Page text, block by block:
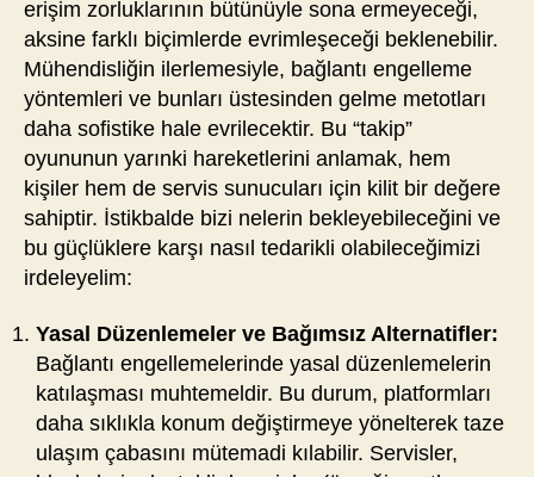
erişim zorluklarının bütünüyle sona ermeyeceği,
aksine farklı biçimlerde evrimleşeceği beklenebilir.
Mühendisliğin ilerlemesiyle, bağlantı engelleme
yöntemleri ve bunları üstesinden gelme metotları
daha sofistike hale evrilecektir. Bu “takip”
oyununun yarınki hareketlerini anlamak, hem
kişiler hem de servis sunucuları için kilit bir değere
sahiptir. İstikbalde bizi nelerin bekleyebileceğini ve
bu güçlüklere karşı nasıl tedarikli olabileceğimizi
irdeleyelim:
Yasal Düzenlemeler ve Bağımsız Alternatifler:
Bağlantı engellemelerinde yasal düzenlemelerin
katılaşması muhtemeldir. Bu durum, platformları
daha sıklıkla konum değiştirmeye yönelterek taze
ulaşım çabasını mütemadi kılabilir. Servisler,